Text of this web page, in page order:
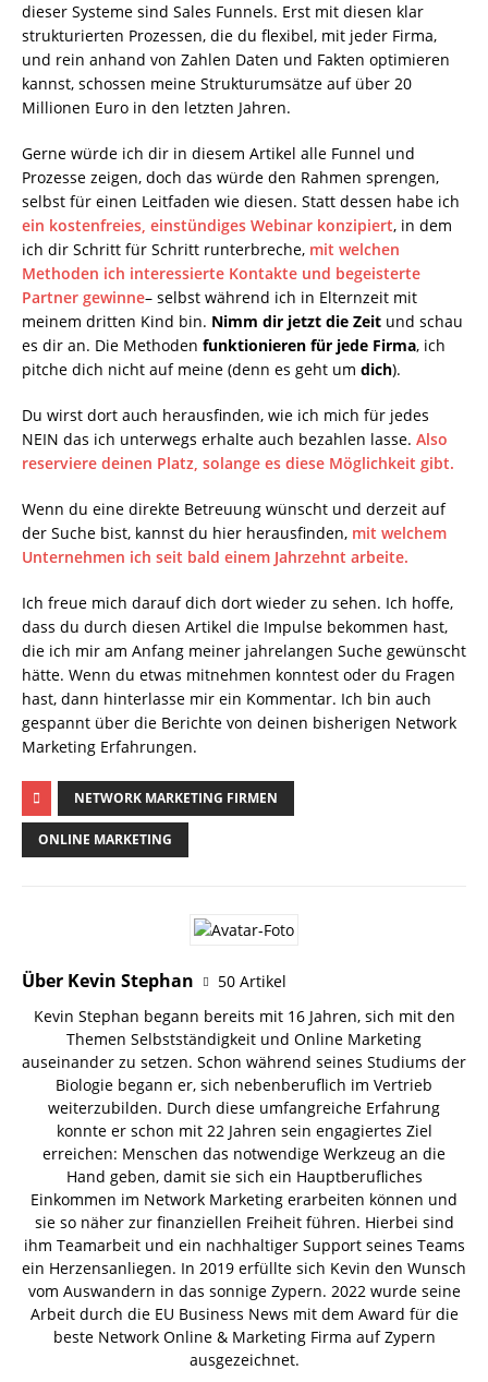
dieser Systeme sind Sales Funnels. Erst mit diesen klar
strukturierten Prozessen, die du flexibel, mit jeder Firma,
und rein anhand von Zahlen Daten und Fakten optimieren
kannst, schossen meine Strukturumsätze auf über 20
Millionen Euro in den letzten Jahren.
Gerne würde ich dir in diesem Artikel alle Funnel und
Prozesse zeigen, doch das würde den Rahmen sprengen,
selbst für einen Leitfaden wie diesen. Statt dessen habe ich
ein kostenfreies, einstündiges Webinar konzipiert, in dem
ich dir Schritt für Schritt runterbreche, mit welchen
Methoden ich interessierte Kontakte und begeisterte
Partner gewinne– selbst während ich in Elternzeit mit
meinem dritten Kind bin. Nimm dir jetzt die Zeit und schau
es dir an. Die Methoden funktionieren für jede Firma, ich
pitche dich nicht auf meine (denn es geht um dich).
Du wirst dort auch herausfinden, wie ich mich für jedes
NEIN das ich unterwegs erhalte auch bezahlen lasse. Also
reserviere deinen Platz, solange es diese Möglichkeit gibt.
Wenn du eine direkte Betreuung wünscht und derzeit auf
der Suche bist, kannst du hier herausfinden, mit welchem
Unternehmen ich seit bald einem Jahrzehnt arbeite.
Ich freue mich darauf dich dort wieder zu sehen. Ich hoffe,
dass du durch diesen Artikel die Impulse bekommen hast,
die ich mir am Anfang meiner jahrelangen Suche gewünscht
hätte. Wenn du etwas mitnehmen konntest oder du Fragen
hast, dann hinterlasse mir ein Kommentar. Ich bin auch
gespannt über die Berichte von deinen bisherigen Network
Marketing Erfahrungen.
NETWORK MARKETING FIRMEN
ONLINE MARKETING
Über Kevin Stephan
50 Artikel
Kevin Stephan begann bereits mit 16 Jahren, sich mit den
Themen Selbstständigkeit und Online Marketing
auseinander zu setzen. Schon während seines Studiums der
Biologie begann er, sich nebenberuflich im Vertrieb
weiterzubilden. Durch diese umfangreiche Erfahrung
konnte er schon mit 22 Jahren sein engagiertes Ziel
erreichen: Menschen das notwendige Werkzeug an die
Hand geben, damit sie sich ein Hauptberufliches
Einkommen im Network Marketing erarbeiten können und
sie so näher zur finanziellen Freiheit führen. Hierbei sind
ihm Teamarbeit und ein nachhaltiger Support seines Teams
ein Herzensanliegen. In 2019 erfüllte sich Kevin den Wunsch
vom Auswandern in das sonnige Zypern. 2022 wurde seine
Arbeit durch die EU Business News mit dem Award für die
beste Network Online & Marketing Firma auf Zypern
ausgezeichnet.